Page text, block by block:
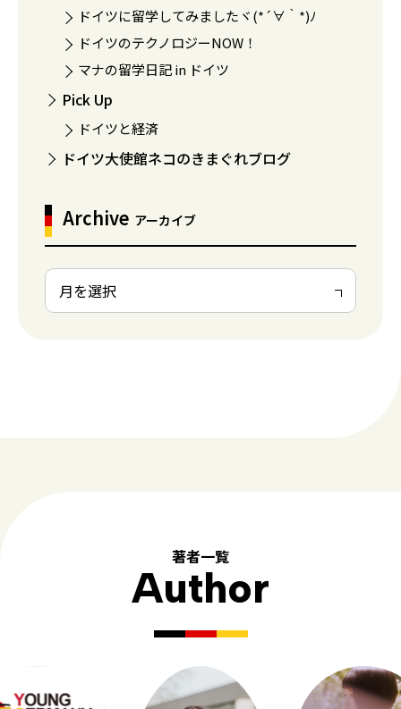
ドイツに留学してみましたヾ(*´∀｀*)ﾉ
ドイツのテクノロジーNOW！
マナの留学日記 in ドイツ
Pick Up
ドイツと経済
ドイツ大使館ネコのきまぐれブログ
Archive アーカイブ
著者一覧
Author